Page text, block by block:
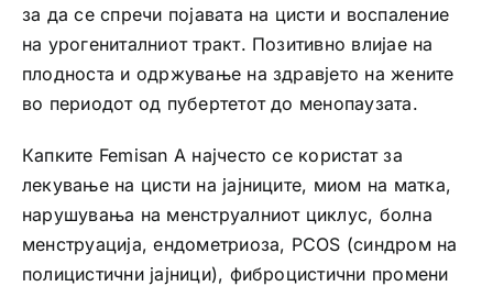
за да се спречи појавата на цисти и воспаление
на урогениталниот тракт. Позитивно влијае на
плодноста и одржување на здравјето на жените
во периодот од пубертетот до менопаузата.
Капките Femisan A најчесто се користат за
лекување на цисти на јајниците, миом на матка,
нарушувања на менструалниот циклус, болна
менструација, ендометриоза, PCOS (синдром на
полицистични јајници), фиброцистични промени